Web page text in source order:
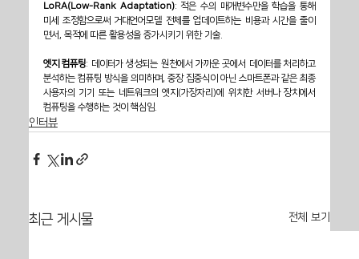
LoRA(Low-Rank Adaptation): 적은 수의 매개변수만을 학습을 통해
미세 조정함으로써 거대언어모델 전체를 업데이트하는 비용과 시간을 줄이
면서, 목적에 따른 활용성을 증가시키기 위한 기술.
엣지 컴퓨팅: 데이터가 생성되는 원천에서 가까운 곳에서 데이터를 처리하고
분석하는 컴퓨팅 방식을 의미하며, 중장 집중식이 아닌 스마트폰과 같은 최종
사용자의 기기 또는 네트워크의 엣지(가장자리)에 위치한 서버나 장치에서
컴퓨팅을 수행하는 것이 핵심임.
인터뷰
최근 게시물 전체 보기